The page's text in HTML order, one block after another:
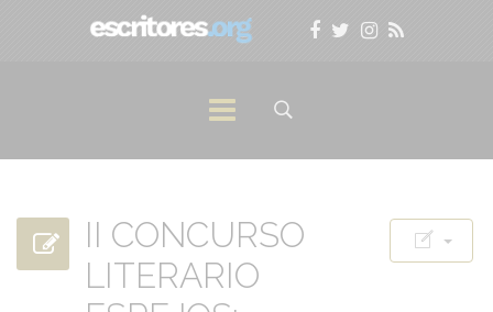
II CONCURSO
LITERARIO